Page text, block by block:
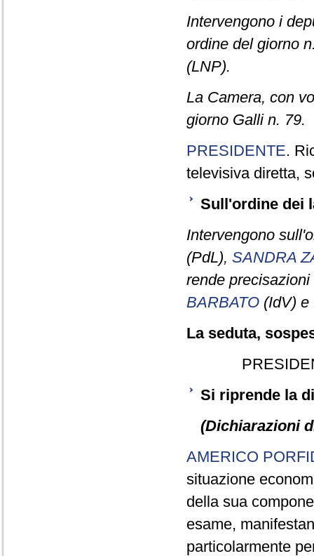
Intervengono i
ordine del giorno
(LNP).
La Camera, con
giorno Galli n. 79.
PRESIDENTE.
televisiva diretta,
Sull'ordine dei
Intervengono
(PdL), SANDRA
rende
BARBATO (IdV) e
La seduta,
Si riprende la
(Dichiarazioni
AMERICO
situazione
della sua
esame,
particolarmente